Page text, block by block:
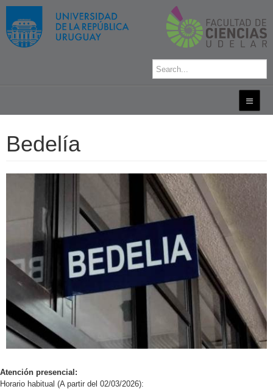
Bedelía
Atención presencial:
Horario habitual (A partir del 02/03/2026):